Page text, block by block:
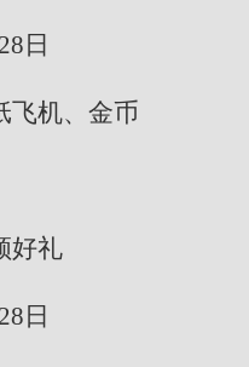
日
飞机、金币
好礼
日